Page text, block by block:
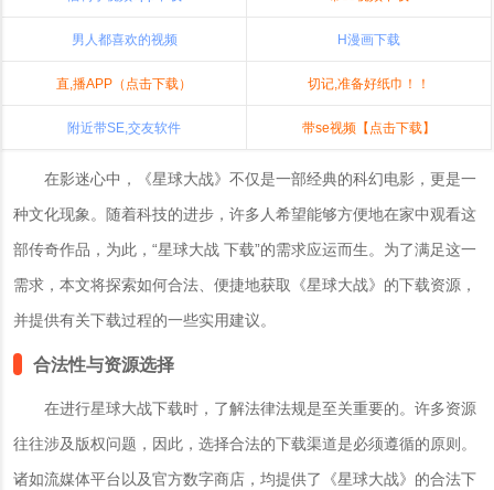
男人都喜欢的视频 H漫画下载
直,播APP（点击下载） 切记,准备好纸巾！！
附近带SE,交友软件 带se视频【点击下载】
在影迷心中，《星球大战》不仅是一部经典的科幻电影，更是一
种文化现象。随着科技的进步，许多人希望能够方便地在家中观看这
部传奇作品，为此，“星球大战 下载”的需求应运而生。为了满足这一
需求，本文将探索如何合法、便捷地获取《星球大战》的下载资源，
并提供有关下载过程的一些实用建议。
合法性与资源选择
在进行星球大战下载时，了解法律法规是至关重要的。许多资源
往往涉及版权问题，因此，选择合法的下载渠道是必须遵循的原则。
诸如流媒体平台以及官方数字商店，均提供了《星球大战》的合法下